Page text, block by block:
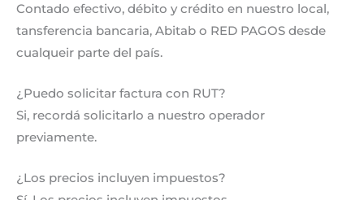
Contado efectivo, débito y crédito en nuestro local,
tansferencia bancaria, Abitab o RED PAGOS desde
cualqueir parte del país.
¿Puedo solicitar factura con RUT?
Si, recordá solicitarlo a nuestro operador
previamente.
¿Los precios incluyen impuestos?